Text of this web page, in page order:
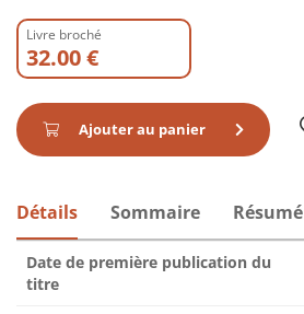
Livre broché
32.00 €
Ajouter au panier
Détails Sommaire Résumé
Date de première publication du
titre